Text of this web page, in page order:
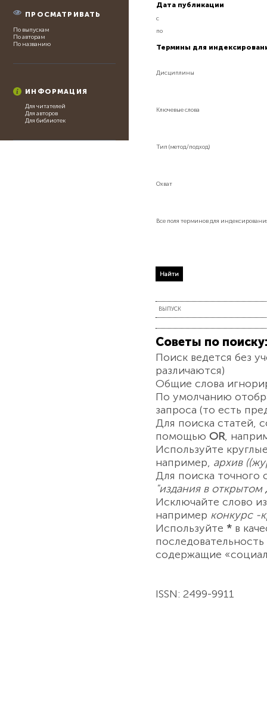
ПРОСМАТРИВАТЬ
По выпускам
По авторам
По названию
ИНФОРМАЦИЯ
Для читателей
Для авторов
Для библиотек
Дата публикации
с
по
Термины для
Дисциплины
Ключевые слова
Тип (метод/подход)
Охват
Все поля терминов для
ВЫПУСК
Советы по
Поиск ведется без
различаются)
Общие слова
По умолчанию
запроса (то есть
Для поиска статей,
помощьюOR,
Используйте
например, архив
Для поиска точного
"издания в открытом
Исключайте слово
например конкурс -
Используйте * в
содержащие
ISSN: 2499-9911